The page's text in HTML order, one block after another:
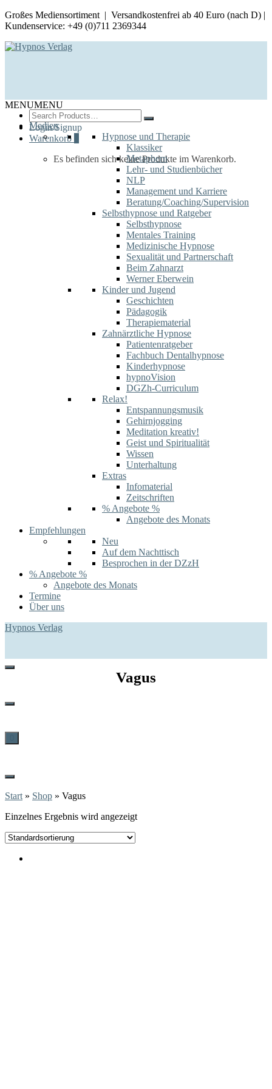
Großes Mediensortiment | Versandkostenfrei ab 40 Euro (nach D) |
Kundenservice: +49 (0)711 2369344
Search
for:
Login/Signup
Warenkorb
Es befinden sich keine Produkte im Warenkorb.
MENUMENU
Medien
Hypnose und Therapie
Klassiker
Metaphern
Lehr- und Studienbücher
NLP
Management und Karriere
Beratung/Coaching/Supervision
Selbsthypnose und Ratgeber
Selbsthypnose
Mentales Training
Medizinische Hypnose
Sexualität und Partnerschaft
Beim Zahnarzt
Werner Eberwein
Kinder und Jugend
Geschichten
Pädagogik
Therapiematerial
Zahnärztliche Hypnose
Patientenratgeber
Fachbuch Dentalhypnose
Kinderhypnose
hypnoVision
DGZh-Curriculum
Relax!
Entspannungsmusik
Gehirnjogging
Meditation kreativ!
Geist und Spiritualität
Wissen
Unterhaltung
Extras
Infomaterial
Zeitschriften
% Angebote %
Angebote des Monats
Empfehlungen
Neu
Auf dem Nachttisch
Besprochen in der DZzH
% Angebote %
Angebote des Monats
Termine
Über uns
Hypnos Verlag
Vagus
Start » Shop » Vagus
Einzelnes Ergebnis wird angezeigt